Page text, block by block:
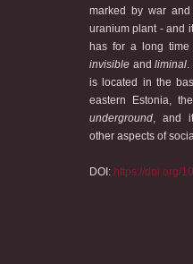
marked by war
uranium plant - and
has for a long
invisible andliminal.
is located in the
eastern Estonia,
underground, and
other aspects of
DOI: https://doi.org/